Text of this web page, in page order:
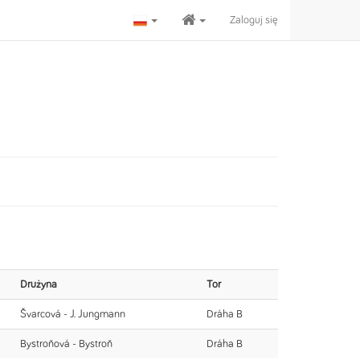
Zaloguj się
Drużyna Tor
Švarcová - J. Jungmann Dráha B
Bystroňová - Bystroň Dráha B